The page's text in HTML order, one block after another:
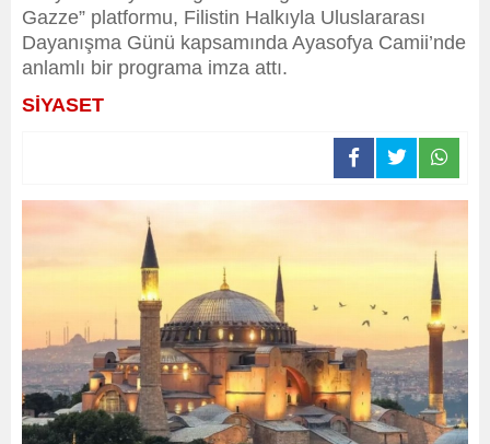
Gazze” platformu, Filistin Halkıyla Uluslararası
Dayanışma Günü kapsamında Ayasofya Camii’nde
anlamlı bir programa imza attı.
SİYASET